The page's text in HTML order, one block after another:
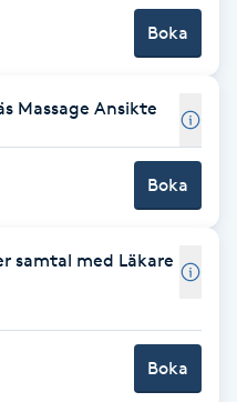
Boka
Massage Ansikte
Boka
samtal med Läkare
Boka